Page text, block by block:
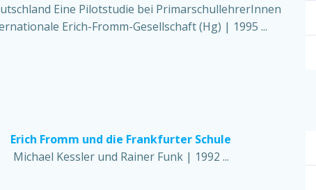
Eine Pilotstudie bei PrimarschullehrerInnen
Erich-Fromm-Gesellschaft (Hg) | 1995 ...
Erich Fromm und die Frankfurter Schule
Michael Kessler und Rainer Funk | 1992 ...